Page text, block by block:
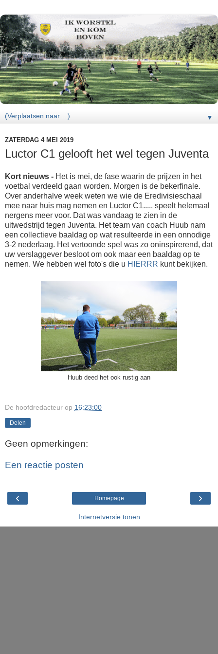
▼
ZATERDAG 4 MEI 2019
Luctor C1 gelooft het wel tegen Juventa
Kort nieuws - Het is mei, de fase waarin de prijzen in het
voetbal verdeeld gaan worden. Morgen is de bekerfinale.
Over anderhalve week weten we wie de Eredivisieschaal
mee naar huis mag nemen en Luctor C1..... speelt helemaal
nergens meer voor. Dat was vandaag te zien in de
uitwedstrijd tegen Juventa. Het team van coach Huub nam
een collectieve baaldag op wat resulteerde in een onnodige
3-2 nederlaag. Het vertoonde spel was zo oninspirerend, dat
uw verslaggever besloot om ook maar een baaldag op te
nemen. We hebben wel foto's die u HIERRR kunt bekijken.
Huub deed het ook rustig aan
De hoofdredacteur op 16:23:00
Delen
Geen opmerkingen:
Een reactie posten
‹ ›
Homepage
Internetversie tonen